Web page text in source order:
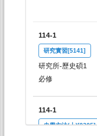
114-1
研究實習[5141]
研究所-歷史碩1
必修
114-1
史學方法(上)[0205]